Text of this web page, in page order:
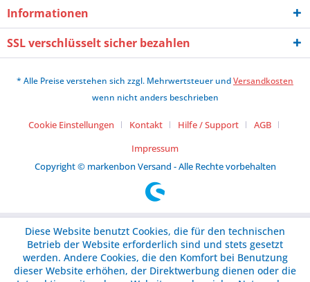
Informationen
SSL verschlüsselt sicher bezahlen
* Alle Preise verstehen sich zzgl. Mehrwertsteuer undVersandkosten
wenn nicht anders beschrieben
Cookie Einstellungen Kontakt Hilfe / Support
AGB
Impressum
Copyright © markenbon Versand - Alle Rechte vorbehalten
Diese Website benutzt Cookies, die für den technischen
Betrieb der Website erforderlich sind und stets gesetzt
werden. Andere Cookies, die den Komfort bei Benutzung
dieser Website erhöhen, der Direktwerbung dienen oder die